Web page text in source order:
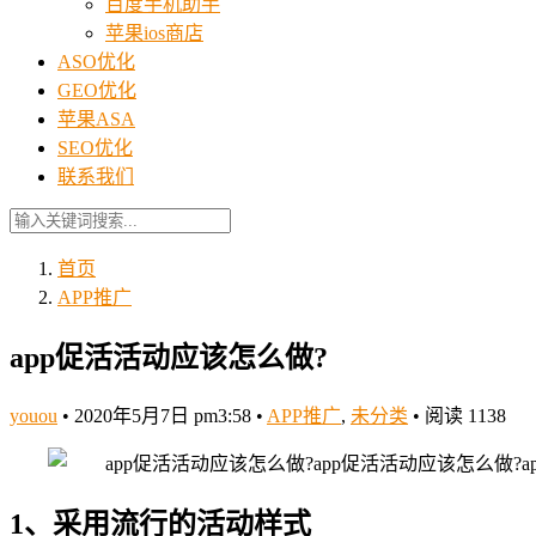
百度手机助手
苹果ios商店
ASO优化
GEO优化
苹果ASA
SEO优化
联系我们
首页
APP推广
app促活活动应该怎么做?
youou • 2020年5月7日 pm3:58 • APP推广, 未分类 • 阅读 1138
app促活活动应该怎么做
1、采用流行的活动样式